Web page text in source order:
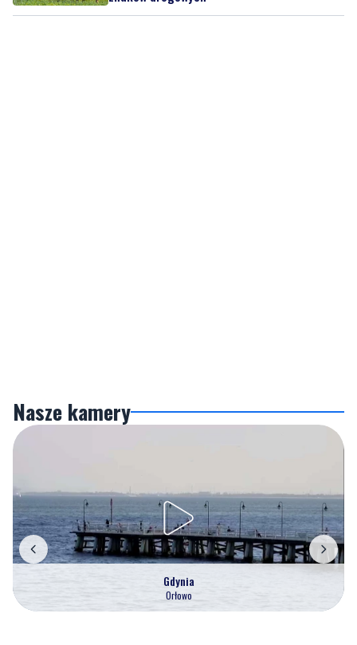
piątek, 7 sierpnia 2026
Łosie coraz częściej pojawiają się na